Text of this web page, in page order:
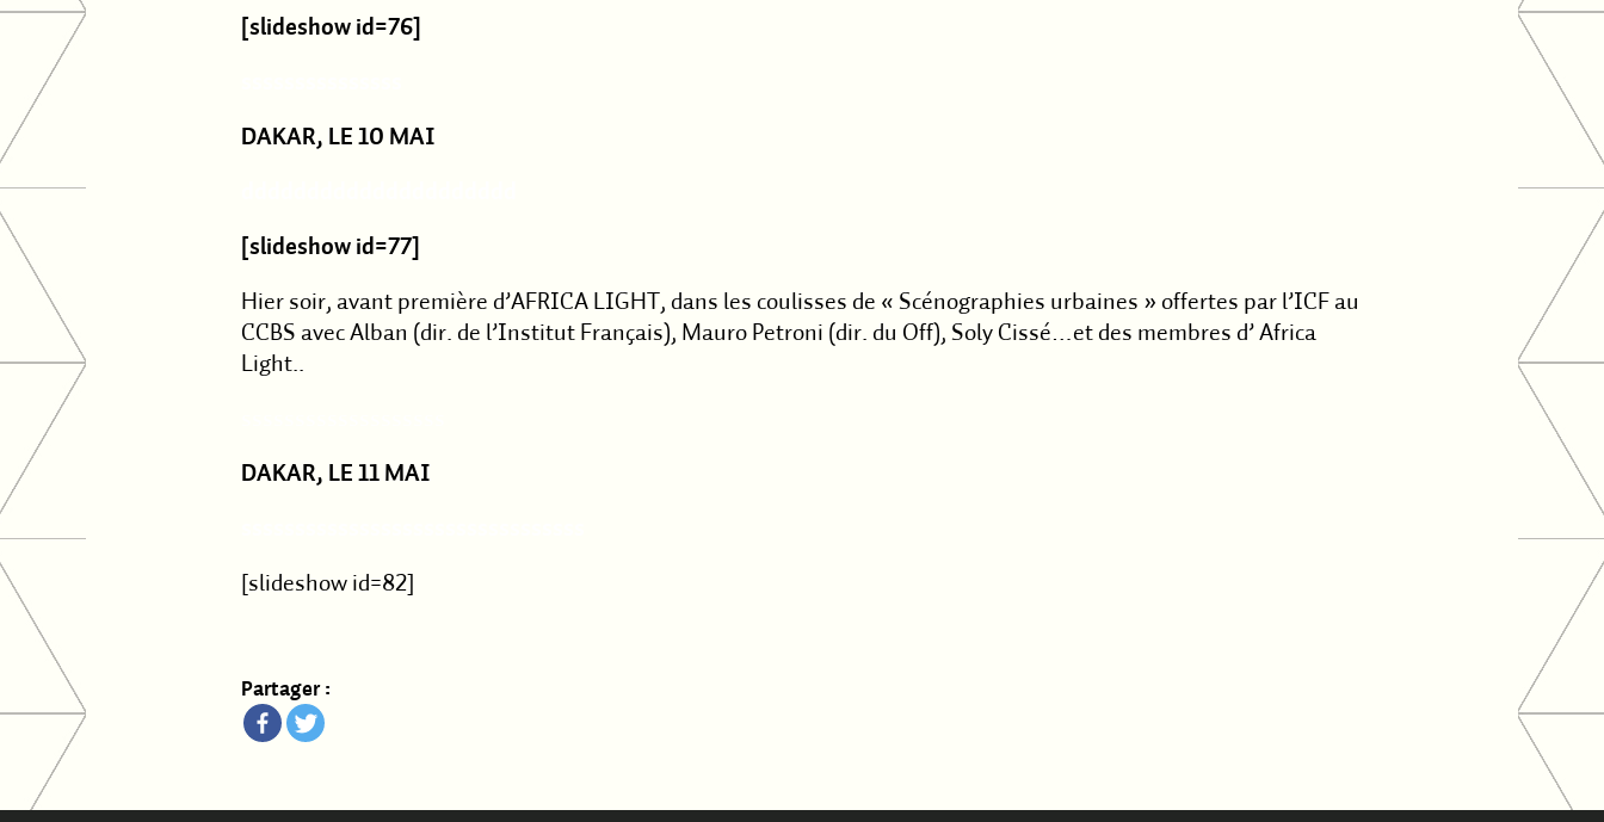
[slideshow id=76]
DAKAR, LE 10 MAI
[slideshow id=77]
Hier soir, avant première d’AFRICA LIGHT, dans les coulisses de « Scénographies urbaines » offertes par l’ICF au
CCBS avec Alban (dir. de l’Institut Français), Mauro Petroni (dir. du Off), Soly Cissé…et des membres d’ Africa
Light..
DAKAR, LE 11 MAI
[slideshow id=82]
Partager :